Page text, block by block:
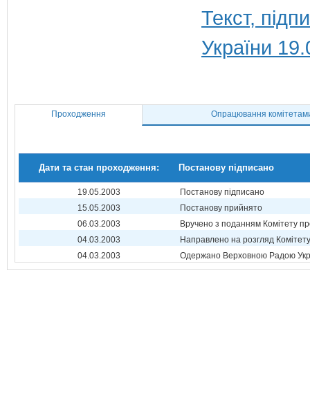
Текст,
України
Проходження Опрацювання
Дати та стан проходження: Постанову підписано
19.05.2003
Постанову підписано
15.05.2003
Постанову прийнято
06.03.2003
Вручено з поданням Комітету
04.03.2003
Направлено на розгляд Комітету
04.03.2003
Одержано Верховною Радою